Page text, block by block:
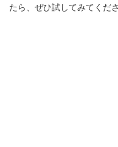
たら、ぜひ試してみてくだ